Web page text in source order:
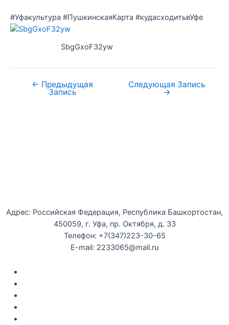
#Уфакультура #ПушкинскаяКарта #кудасходитьвУфе
SbgGxoF32yw
← Предыдущая
Запись
Следующая Запись
→
Адрес: Российская Федерация, Республика Башкортостан,
450059, г. Уфа, пр. Октября, д. 33
Телефон: +7(347)223-30-65
E-mail: 2233065@mail.ru